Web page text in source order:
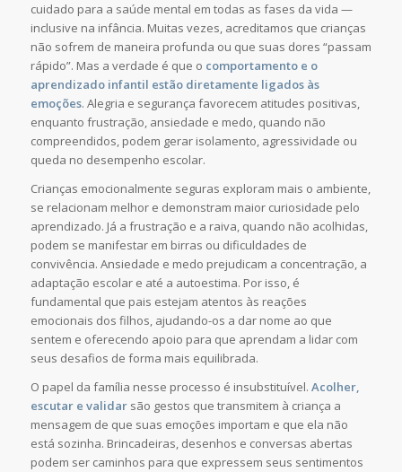
cuidado para a saúde mental em todas as fases da vida —
inclusive na infância. Muitas vezes, acreditamos que crianças
não sofrem de maneira profunda ou que suas dores “passam
rápido”. Mas a verdade é que o comportamento e o
aprendizado infantil estão diretamente ligados às
emoções. Alegria e segurança favorecem atitudes positivas,
enquanto frustração, ansiedade e medo, quando não
compreendidos, podem gerar isolamento, agressividade ou
queda no desempenho escolar.
Crianças emocionalmente seguras exploram mais o ambiente,
se relacionam melhor e demonstram maior curiosidade pelo
aprendizado. Já a frustração e a raiva, quando não acolhidas,
podem se manifestar em birras ou dificuldades de
convivência. Ansiedade e medo prejudicam a concentração, a
adaptação escolar e até a autoestima. Por isso, é
fundamental que pais estejam atentos às reações
emocionais dos filhos, ajudando-os a dar nome ao que
sentem e oferecendo apoio para que aprendam a lidar com
seus desafios de forma mais equilibrada.
O papel da família nesse processo é insubstituível. Acolher,
escutar e validarsão gestos que transmitem à criança a
mensagem de que suas emoções importam e que ela não
está sozinha. Brincadeiras, desenhos e conversas abertas
podem ser caminhos para que expressem seus sentimentos